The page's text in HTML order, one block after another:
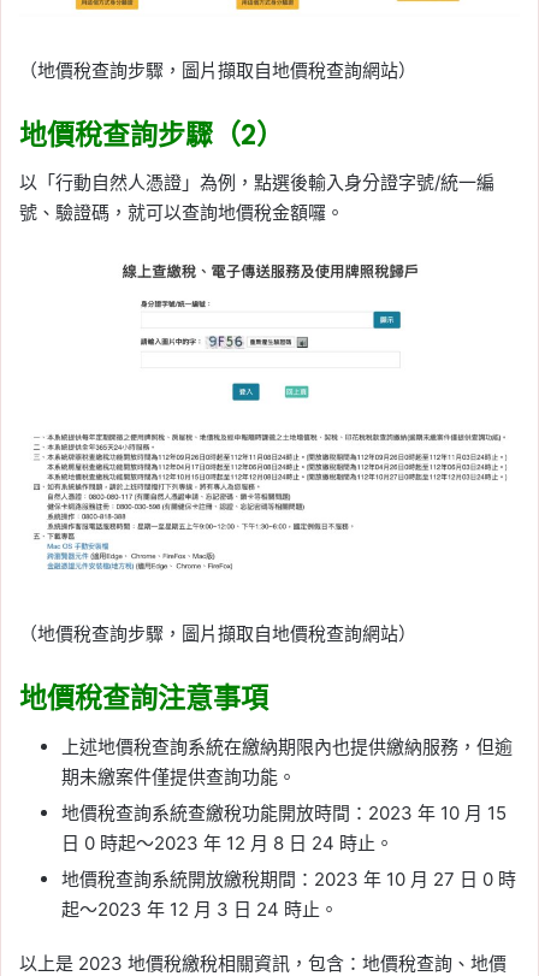
（地價稅查詢步驟，圖片擷取自地價稅查詢網站）
地價稅查詢步驟（2）
以「行動自然人憑證」為例，點選後輸入身分證字號/統一編
號、驗證碼，就可以查詢地價稅金額囉。
（地價稅查詢步驟，圖片擷取自地價稅查詢網站）
地價稅查詢注意事項
上述地價稅查詢系統在繳納期限內也提供繳納服務，但逾
期未繳案件僅提供查詢功能。
地價稅查詢系統查繳稅功能開放時間：2023 年 10 月 15
日 0 時起～2023 年 12 月 8 日 24 時止。
地價稅查詢系統開放繳稅期間：2023 年 10 月 27 日 0 時
起～2023 年 12 月 3 日 24 時止。
以上是 2023 地價稅繳稅相關資訊，包含：地價稅查詢、地價